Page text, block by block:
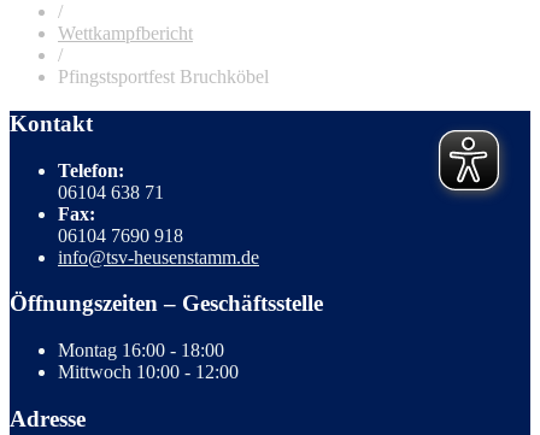
/
Wettkampfbericht
/
Pfingstsportfest Bruchköbel
Kontakt
Telefon:
06104 638 71
Fax:
06104 7690 918
info@tsv-heusenstamm.de
Öffnungszeiten – Geschäftsstelle
Montag 16:00 - 18:00
Mittwoch 10:00 - 12:00
Adresse